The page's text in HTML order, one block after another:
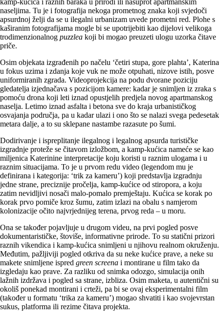
kamp-kućica i raznih baraka u prirodi ili nasuprot apartmanskim
naseljima. Tu je i fotografija nekoga prometnog znaka koji svjedoči
apsurdnoj želji da se u ilegalni urbanizam uvede prometni red. Plohe s
kaširanim fotografijama mogle bi se upotrijebiti kao dijelovi velikoga
trodimenzionalnog puzzlea koji bi mogao preuzeti ulogu uzorka čitave
priče.
Osim objekata izgrađenih po načelu ‘četiri stupa, gore plahta’, Katerina
u fokus uzima i zdanja koje vuk ne može otpuhati, nizove istih, posve
uniformiranih zgrada. Videoprojekcija na podu dvorane poziciju
gledatelja izjednačava s pozicijom kamere: kadar je snimljen iz zraka s
pomoću drona koji leti iznad opustjelih predjela novog apartmanskog
naselja. Letimo iznad asfalta i betona sve do kraja urbanističkog
osvajanja područja, pa u kadar ulazi i ono što se nalazi svega pedesetak
metara dalje, a to su sklepane nastambe razasute po šumi.
Dodirivanje i ispreplitanje ilegalnog i legalnog apsurda turističke
izgradnje proteže se čitavom izložbom, a kamp-kućica nameće se kao
miljenica Katerinine interpretacije koju koristi u raznim ulogama i u
raznim situacijama. To je u prvom redu video (legendom mu je
definirana i kategorija: ‘trik za kameru’) koji predstavlja izgradnju
jedne strane, preciznije pročelja, kamp-kućice od stiropora, a koju
zatim nevidljivi nosači malo-pomalo premještaju. Kućica se korak po
korak prvo pomiče kroz šumu, zatim izlazi na obalu s namjerom
kolonizacije očito najvrjednijeg terena, prvog reda – u moru.
Ona se također pojavljuje u drugom videu, na prvi pogled posve
dokumentarističke, štoviše, informativne prirode. To su statični prizori
raznih vikendica i kamp-kućica snimljeni u njihovu realnom okruženju.
Međutim, pažljiviji pogled otkriva da su neke kućice prave, a neke su
makete snimljene ispred green screena i montirane u film tako da
izgledaju kao prave. Za razliku od snimka odozgo, simulacija onih
lažnih izdržava i pogled sa strane, izbliza. Osim maketa, u autentični su
okoliš ponekad montirani i crteži, pa bi se ovaj eksperimentalni film
(također u formatu ‘trika za kameru’) mogao shvatiti i kao svojevrstan
sukus, platforma ili rezime čitava projekta.